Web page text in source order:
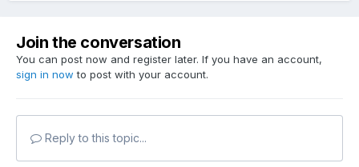
Join the conversation
You can post now and register later. If you have an account,
sign in now to post with your account.
Reply to this topic...